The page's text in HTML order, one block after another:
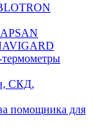
СКД,
помощника для